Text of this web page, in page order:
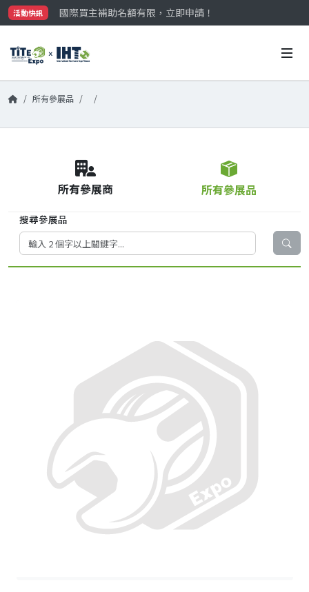
活動快訊
國際買主補助名額有限，立即申請！
參觀門票開放申請中‼️
國際買主補助名額有限，立即申請！
所有參展品
所有參展商 所有參展品
搜尋參展品